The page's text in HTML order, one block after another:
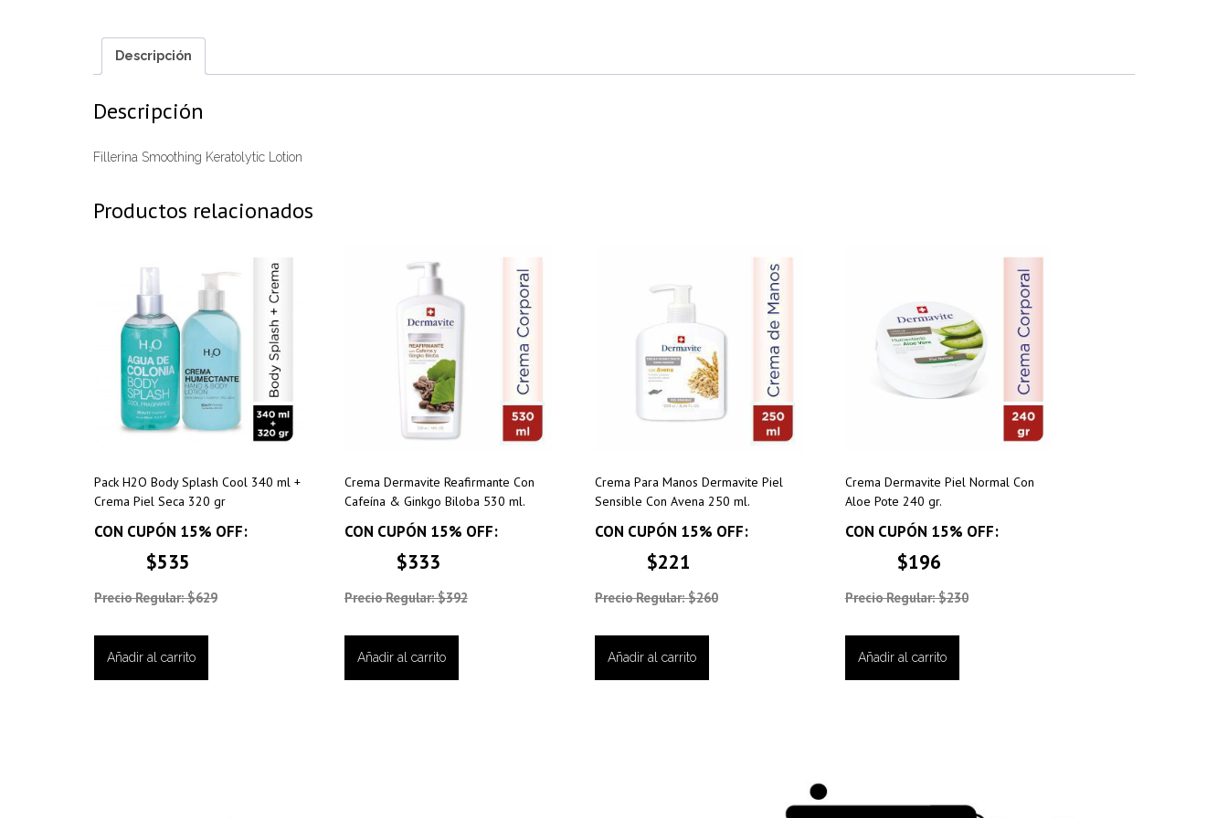
Descripción
Descripción
Fillerina Smoothing Keratolytic Lotion
Productos relacionados
Pack H2O Body Splash Cool 340 ml +
Crema Piel Seca 320 gr
CON CUPÓN 15% OFF:
$535
Precio Regular: $629
Añadir al carrito
Crema Dermavite Reafirmante Con
Cafeína & Ginkgo Biloba 530 ml.
CON CUPÓN 15% OFF:
$333
Precio Regular: $392
Añadir al carrito
Crema Para Manos Dermavite Piel
Sensible Con Avena 250 ml.
CON CUPÓN 15% OFF:
$221
Precio Regular: $260
Añadir al carrito
Crema Dermavite Piel Normal Con
Aloe Pote 240 gr.
CON CUPÓN 15% OFF:
$196
Precio Regular: $230
Añadir al carrito